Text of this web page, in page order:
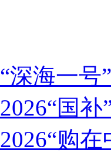
“深海一号
2026“国
2026“购